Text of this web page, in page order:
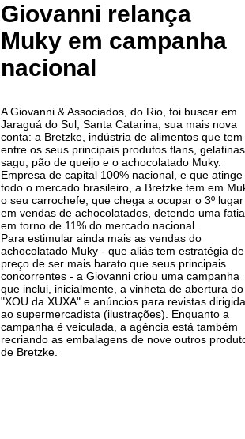
Giovanni relança
Muky em campanha
nacional
A Giovanni & Associados, do Rio, foi buscar em
Jaraguá do Sul, Santa Catarina, sua mais nova
conta: a Bretzke, indústria de alimentos que tem
entre os seus principais produtos flans,
sagu, pão de queijo e o achocolatado Muky.
Empresa de capital 100% nacional, e que atinge
todo o mercado brasileiro, a Bretzke tem em
o seu carro­chefe, que chega a ocupar o 3º lugar
em vendas de achocolatados, detendo uma fatia
em torno de 11% do mercado nacional.
Para estimular ainda mais as vendas do
achocolatado Muky - que aliás tem estratégia de
preço de ser mais barato que seus principais
concorrentes - a Giovanni criou uma campanha
que inclui, inicialmente, a vinheta de abertura do
"XOU da XUXA" e anúncios para revistas
ao supermercadista (ilustrações). Enquanto a
campanha é veiculada, a agência está também
recriando as embalagens de nove outros
de Bretzke.